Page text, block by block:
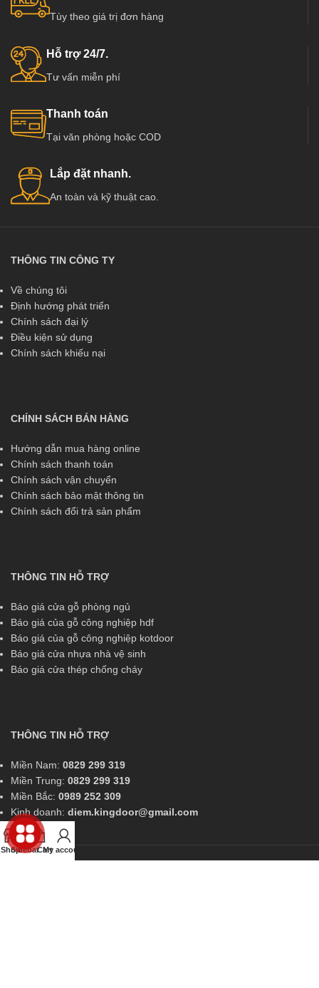
Tùy theo giá trị đơn hàng
Hỗ trợ 24/7.
Tư vấn miễn phí
Thanh toán
Tại văn phòng hoặc COD
Lắp đặt nhanh.
An toàn và kỹ thuật cao.
THÔNG TIN CÔNG TY
Về chúng tôi
Định hướng phát triển
Chính sách đại lý
Điều kiện sử dụng
Chính sách khiếu nại
CHÍNH SÁCH BÁN HÀNG
Hướng dẫn mua hàng online
Chính sách thanh toán
Chính sách vận chuyển
Chính sách bảo mật thông tin
Chính sách đổi trả sản phẩm
THÔNG TIN HỖ TRỢ
Báo giá cửa gỗ phòng ngủ
Báo giá của gỗ công nghiệp hdf
Báo giá của gỗ công nghiệp kotdoor
Báo giá cửa nhựa nhà vệ sinh
Báo giá cửa thép chống cháy
THÔNG TIN HỖ TRỢ
Miền Nam: 0829 299 319
Miền Trung: 0829 299 319
Miền Bắc: 0989 252 309
Kinh doanh: diem.kingdoor@gmail.com
ShopSidebarCart
My account